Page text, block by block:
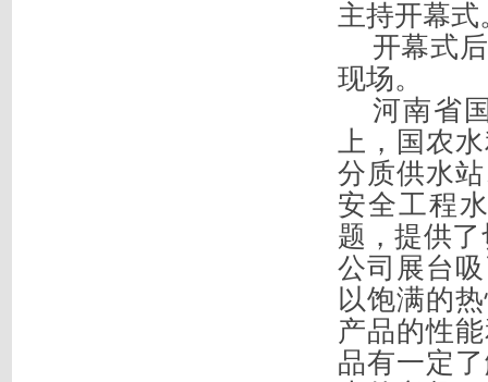
主持开幕式
开幕式后
现场。
河南省
上， 国农
分质供水
安全工程
题，提供
公司 展台
以饱满的
产品的性能
品有一定